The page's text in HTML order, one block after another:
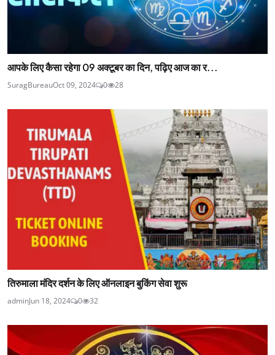
आपके लिए कैसा रहेगा 09 अक्टूबर का दिन, पढ़िए आज का र...
SuragBureauOct 09, 2024 0 28
तिरुमाला मंदिर दर्शन के लिए ऑनलाइन बुकिंग सेवा शुरू
adminJun 18, 2024 0 32